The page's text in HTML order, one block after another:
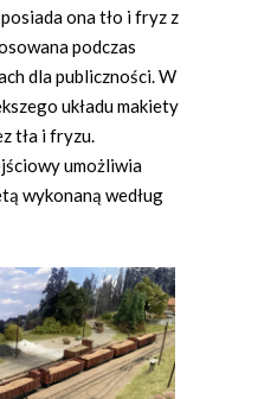
ona tło i fryz z
podczas
dla publiczności. W
układu makiety
tła i fryzu.
umożliwia
wykonaną według